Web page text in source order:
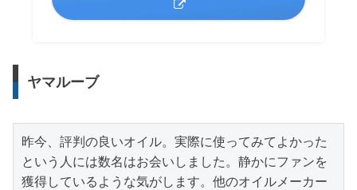
ヤマルーブ
昨今、評判の良いオイル。実際に使ってみてよかった
という人には数名はお会いしました。静かにファンを
獲得しているような気がします。他のオイルメーカー